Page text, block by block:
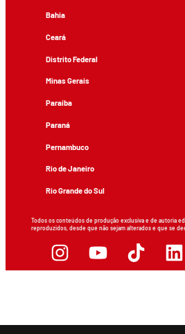
Bahia
Ceará
Distrito Federal
Minas Gerais
Paraíba
Paraná
Pernambuco
Rio de Janeiro
Rio Grande do Sul
Todos os conteúdos de produção exclusiva e de autoria
reproduzidos, desde que não sejam alterados e que se